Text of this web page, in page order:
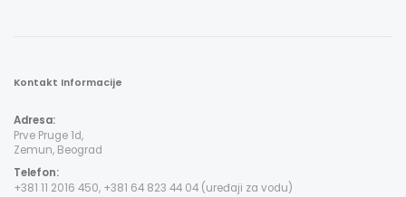
Kontakt Informacije
Adresa:
Prve Pruge 1d,
Zemun, Beograd
Telefon:
+381 11 2016 450, +381 64 823 44 04 (uređaji za vodu)